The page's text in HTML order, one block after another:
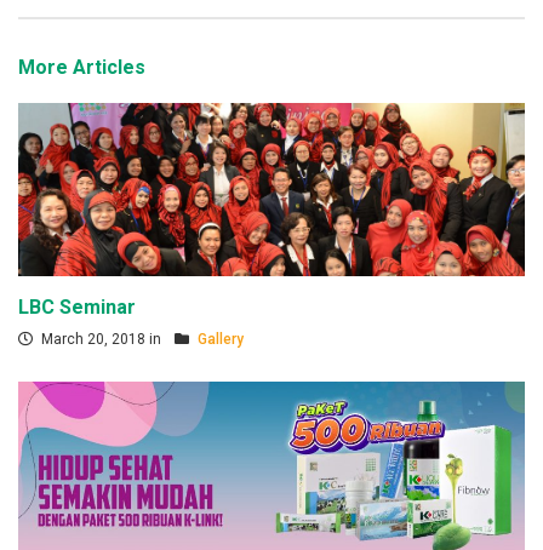
More Articles
LBC Seminar
March 20, 2018 in Gallery